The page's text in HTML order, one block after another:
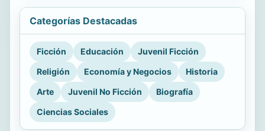
Categorías Destacadas
Ficción Educación
Juvenil Ficción
Religión
Economía y Negocios
Historia
Arte
Juvenil No Ficción
Biografía
Ciencias Sociales